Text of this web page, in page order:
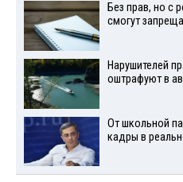
Без прав, но с
смогут
Нарушителей
оштрафуют в
От школьной
кадры в